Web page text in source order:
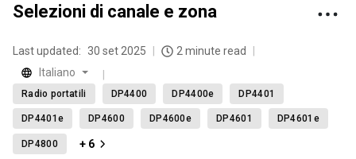
Selezioni di canale e zona
Last updated: 30 set 2025
2 minute read
Italiano
Radio portatili DP4400 DP4400e DP4401
DP4401e DP4600 DP4600e DP4601 DP4601e
DP4800 + 6